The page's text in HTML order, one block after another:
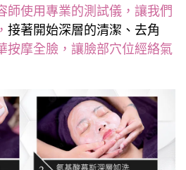
師使用專業的測試儀，讓我們
接著開始深層的清潔、去角
按摩全臉，讓臉部穴位經絡氣